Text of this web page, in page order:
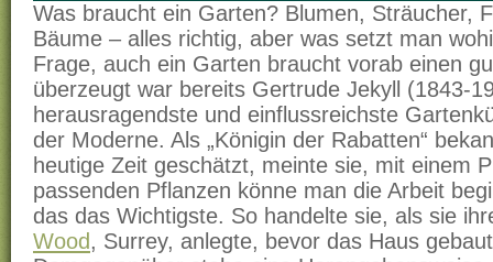
Was braucht ein Garten? Blumen, Sträucher,
Bäume – alles richtig, aber was setzt man
Frage, auch ein Garten braucht vorab einen
überzeugt war bereits Gertrude Jekyll (1843-
herausragendste und einflussreichste
der Moderne. Als „Königin der Rabatten“
heutige Zeit geschätzt, meinte sie, mit einem
passenden Pflanzen könne man die Arbeit
das das Wichtigste. So handelte sie, als sie
Wood , Surrey, anlegte, bevor das Haus